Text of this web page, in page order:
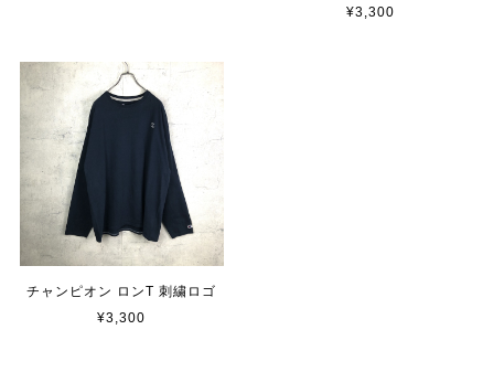
¥3,300
チャンピオン ロンT 刺繍ロゴ
¥3,300